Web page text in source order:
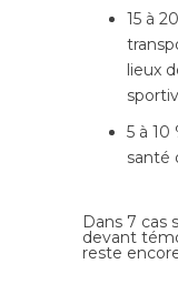
15 à
lieux
5 à
santé
Dans 7 cas
devant
reste